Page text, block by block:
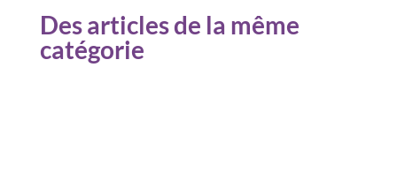
Des articles de la même
catégorie